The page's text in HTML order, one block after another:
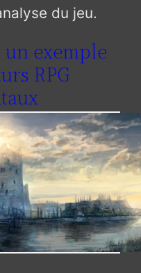
du jeu.
exemple
RPG